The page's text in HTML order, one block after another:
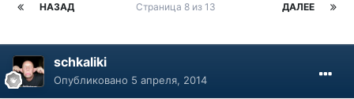
НАЗАД ДАЛЕЕ
Страница 8 из 13
schkaliki
Опубликовано 5 апреля, 2014